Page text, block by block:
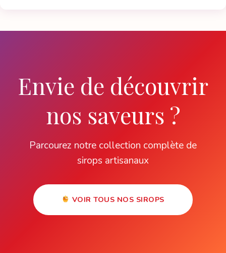
Envie de découvrir
nos saveurs ?
Parcourez notre collection complète de
sirops artisanaux
VOIR TOUS NOS SIROPS